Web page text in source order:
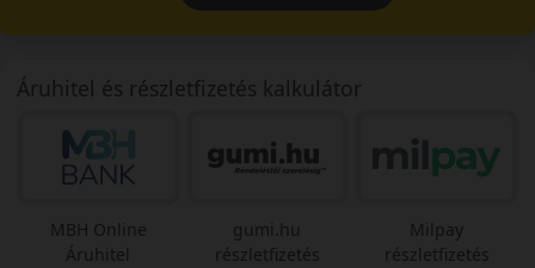
Áruhitel és részletfizetés kalkulátor
MBH Online
Áruhitel
gumi.hu
részletfizetés
Milpay
részletfizetés